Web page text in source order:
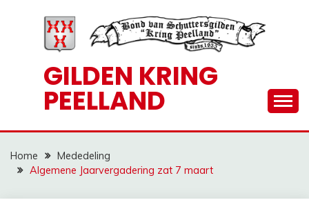
GILDEN KRING
PEELLAND
Home
Mededeling
Algemene Jaarvergadering zat 7 maart